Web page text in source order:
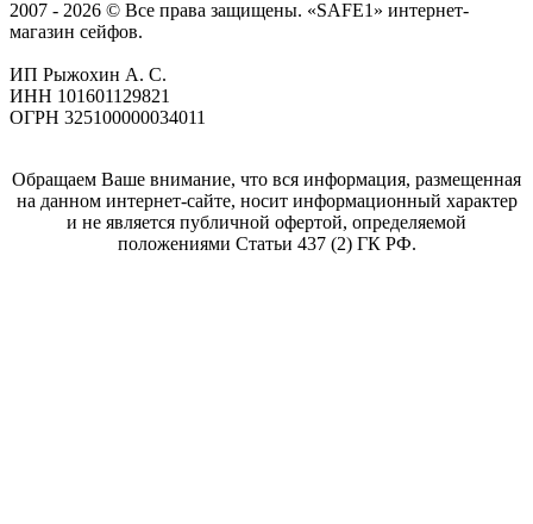
2007 - 2026 © Все права защищены. «SAFE1» интернет-
магазин сейфов.
ИП Рыжохин А. С.
ИНН 101601129821
ОГРН 325100000034011
Обращаем Ваше внимание, что вся информация, размещенная
на данном интернет-сайте, носит информационный характер
и не является публичной офертой, определяемой
положениями Статьи 437 (2) ГК РФ.